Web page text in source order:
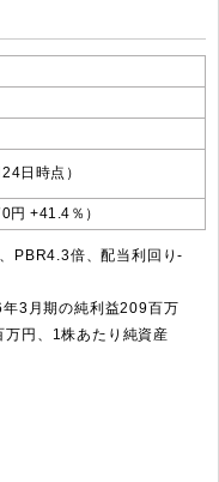
日時点）
円 +41.4％）
PBR4.3倍、配当利回り-
3月期の純利益209百万
円、1株あたり純資産